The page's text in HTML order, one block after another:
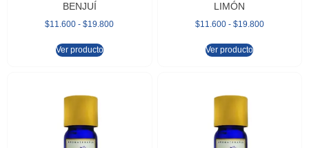
BENJUÍ
$11.600 - $19.800
Ver producto
LIMÓN
$11.600 - $19.800
Ver producto